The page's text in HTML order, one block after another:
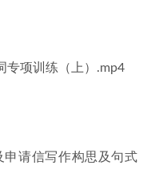
专项训练（上）.mp4
请信写作构思及句式